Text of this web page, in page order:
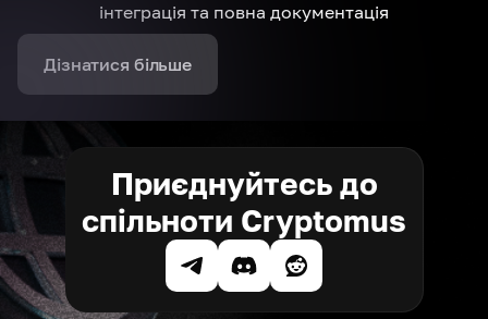
інтеграція та повна документація
Дізнатися більше
Приєднуйтесь до
спільноти Cryptomus